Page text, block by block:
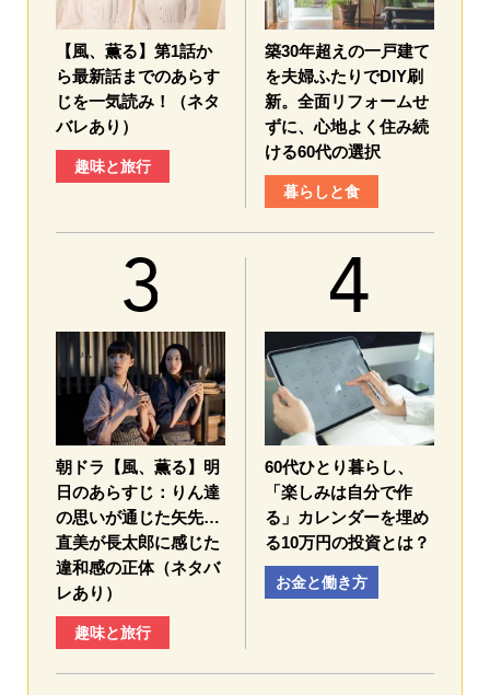
【風、薫る】第1話か
ら最新話までのあらす
じを一気読み！（ネタ
バレあり）
趣味と旅行
築30年超えの一戸建て
を夫婦ふたりでDIY刷
新。全面リフォームせ
ずに、心地よく住み続
ける60代の選択
暮らしと食
朝ドラ【風、薫る】明
日のあらすじ：​りん達
の思いが通じた矢先…
直美が長太郎に感じた
違和感の正体（ネタバ
レあり）
趣味と旅行
60代ひとり暮らし、
「楽しみは自分で作
る」カレンダーを埋め
る10万円の投資とは？
お金と働き方